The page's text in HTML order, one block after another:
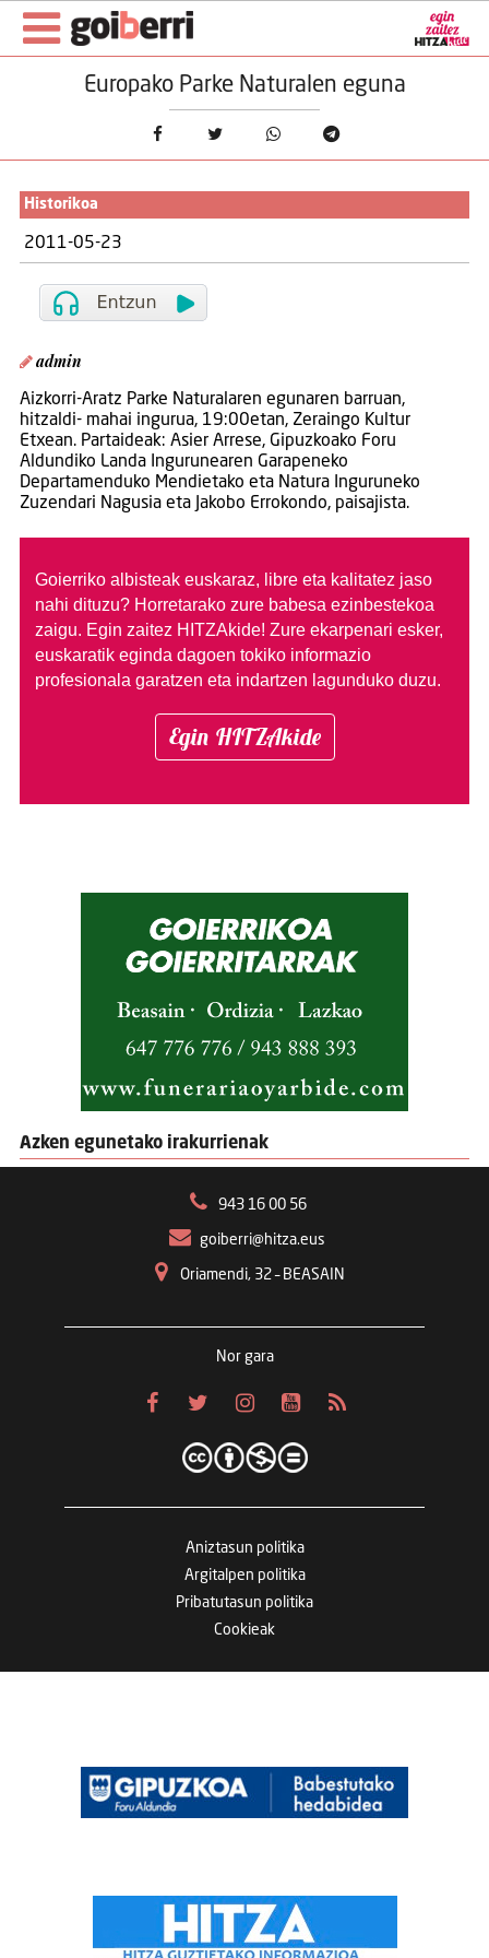
Europako Parke Naturalen eguna
Historikoa
2011-05-23
admin
Aizkorri-Aratz Parke Naturalaren egunaren barruan,
hitzaldi- mahai ingurua, 19:00etan, Zeraingo Kultur
Etxean. Partaideak: Asier Arrese, Gipuzkoako Foru
Aldundiko Landa Ingurunearen Garapeneko
Departamenduko Mendietako eta Natura Inguruneko
Zuzendari Nagusia eta Jakobo Errokondo, paisajista.
Goierriko albisteak euskaraz, libre eta kalitatez jaso
nahi dituzu? Horretarako zure babesa ezinbestekoa
zaigu. Egin zaitez HITZAkide! Zure ekarpenari esker,
euskaratik eginda dagoen tokiko informazio
profesionala garatzen eta indartzen lagunduko duzu.
Egin HITZAkide
Azken egunetako irakurrienak
943 16 00 56
goiberri@hitza.eus
Oriamendi, 32 – BEASAIN
Nor gara
Aniztasun politika
Argitalpen politika
Pribatutasun politika
Cookieak